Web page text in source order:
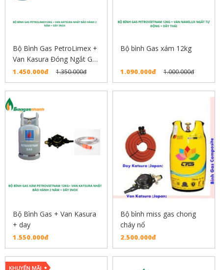
Bộ Bình Gas PetroLimex +
Van Kasura Đóng Ngắt Gas
Tự Động
1.450.000đ 1.350.000đ
Bộ bình Gas xám 12kg
1.090.000đ 1.000.000đ
Bộ Bình Gas + Van Kasura
+ day
1.550.000đ
Bộ bình miss gas chong
cháy nổ
2.500.000đ